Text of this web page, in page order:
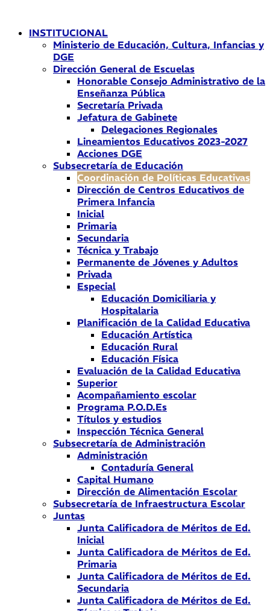
contenidoINSTITUCIONAL
Ministerio de Educación, Cultura, Infancias y
DGE
Dirección General de Escuelas
Honorable Consejo Administrativo de la
Enseñanza Pública
Secretaría Privada
Jefatura de Gabinete
Delegaciones Regionales
Lineamientos Educativos 2023-2027
Acciones DGE
Subsecretaría de Educación
Coordinación de Políticas Educativas
Dirección de Centros Educativos de
Primera Infancia
Inicial
Primaria
Secundaria
Técnica y Trabajo
Permanente de Jóvenes y Adultos
Privada
Especial
Educación Domiciliaria y
Hospitalaria
Planificación de la Calidad Educativa
Educación Artística
Educación Rural
Educación Física
Evaluación de la Calidad Educativa
Superior
Acompañamiento escolar
Programa P.O.D.Es
Títulos y estudios
Inspección Técnica General
Subsecretaría de Administración
Administración
Contaduría General
Capital Humano
Dirección de Alimentación Escolar
Subsecretaría de Infraestructura Escolar
Juntas
Junta Calificadora de Méritos de Ed.
Inicial
Junta Calificadora de Méritos de Ed.
Primaria
Junta Calificadora de Méritos de Ed.
Secundaria
Junta Calificadora de Méritos de Ed.